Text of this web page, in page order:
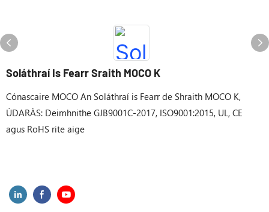
Soláthraí Is Fearr Sraith MOCO K
Cónascaire MOCO An Soláthraí is Fearr de Shraith MOCO K,
ÚDARÁS: Deimhnithe GJB9001C-2017, ISO9001:2015, UL, CE
agus RoHS rite aige